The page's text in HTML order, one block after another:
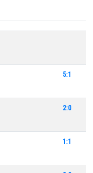
5:1
2:0
1:1